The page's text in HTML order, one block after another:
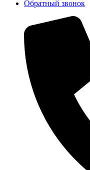
Обратный звонок